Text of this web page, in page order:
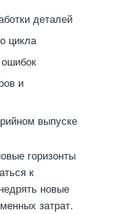
деталей
цикла
и
выпуске
горизонты
к
новые
затрат.